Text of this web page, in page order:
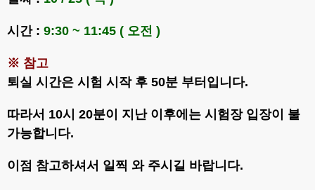
시간 : 9:30 ~ 11:45 ( 오전 )
※ 참고
퇴실 시간은 시험 시작 후 50분 부터입니다.
따라서 10시 20분이 지난 이후에는 시험장 입장이 불
가능합니다.
이점 참고하셔서 일찍 와 주시길 바랍니다.